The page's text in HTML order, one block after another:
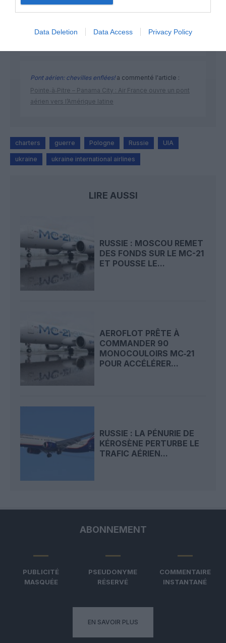
Data Deletion Data Access Privacy Policy
Pointe‑à‑Pitre – Panama City : Air France ouvre un pont
Pont aérien: chevilles enflées!a commenté l'article :
Pointe‑à‑Pitre – Panama City : Air France ouvre un pont
aérien vers l’Amérique latine
charters guerre Pologne Russie UIA
ukraine ukraine international airlines
LIRE AUSSI
RUSSIE : MOSCOU REMET
DES FONDS SUR LE MC-21
ET POUSSE LE...
AEROFLOT PRÊTE À
COMMANDER 90
MONOCOULOIRS MC‑21
POUR ACCÉLÉRER...
RUSSIE : LA PÉNURIE DE
KÉROSÈNE PERTURBE LE
TRAFIC AÉRIEN...
ABONNEMENT
PUBLICITÉ
MASQUÉE
PSEUDONYME
RÉSERVÉ
COMMENTAIRE
INSTANTANÉ
EN SAVOIR PLUS